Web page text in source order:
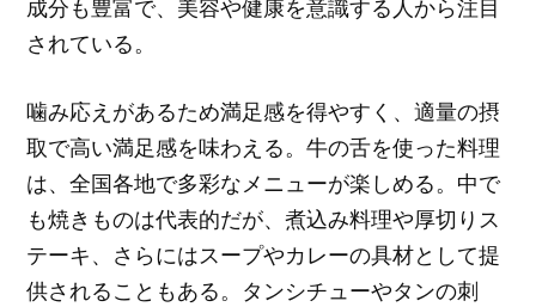
成分も豊富で、美容や健康を意識する人から注目
されている。
噛み応えがあるため満足感を得やすく、適量の摂
取で高い満足感を味わえる。牛の舌を使った料理
は、全国各地で多彩なメニューが楽しめる。中で
も焼きものは代表的だが、煮込み料理や厚切りス
テーキ、さらにはスープやカレーの具材として提
供されることもある。タンシチューやタンの刺